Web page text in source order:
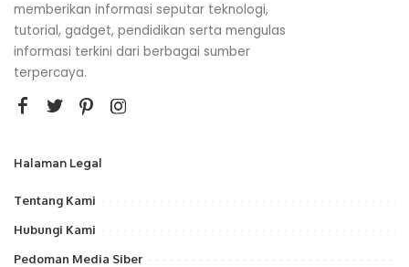
memberikan informasi seputar teknologi,
tutorial, gadget, pendidikan serta mengulas
informasi terkini dari berbagai sumber
terpercaya.
Halaman Legal
Tentang Kami
Hubungi Kami
Pedoman Media Siber